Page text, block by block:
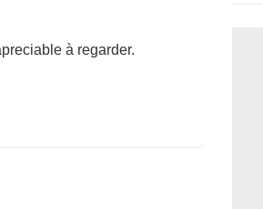
à regarder.